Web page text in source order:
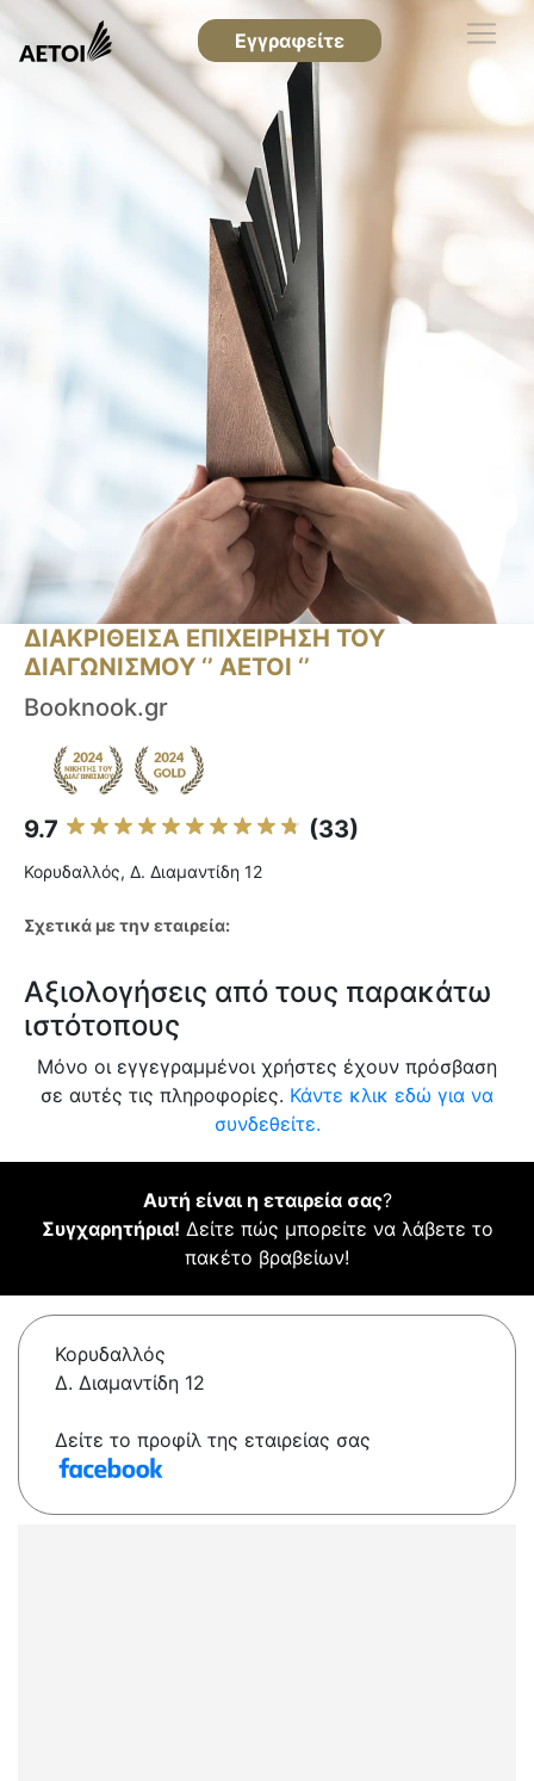
Εγγραφείτε
ΔΙΑΚΡΙΘΕΙΣΑ ΕΠΙΧΕΙΡΗΣΗ ΤΟΥ
ΔΙΑΓΩΝΙΣΜΟΥ ‘’ ΑΕΤΟΙ ‘’
Booknook.gr
9.7 (33)
Κορυδαλλός, Δ. Διαμαντίδη 12
Σχετικά με την εταιρεία:
Αξιολογήσεις από τους παρακάτω
ιστότοπους
Μόνο οι εγγεγραμμένοι χρήστες έχουν πρόσβαση
σε αυτές τις πληροφορίες. Κάντε κλικ εδώ για να
συνδεθείτε.
Αυτή είναι η εταιρεία σας?
Συγχαρητήρια! Δείτε πώς μπορείτε να λάβετε το
πακέτο βραβείων!
Κορυδαλλός
Δ. Διαμαντίδη 12
Δείτε το προφίλ της εταιρείας σας